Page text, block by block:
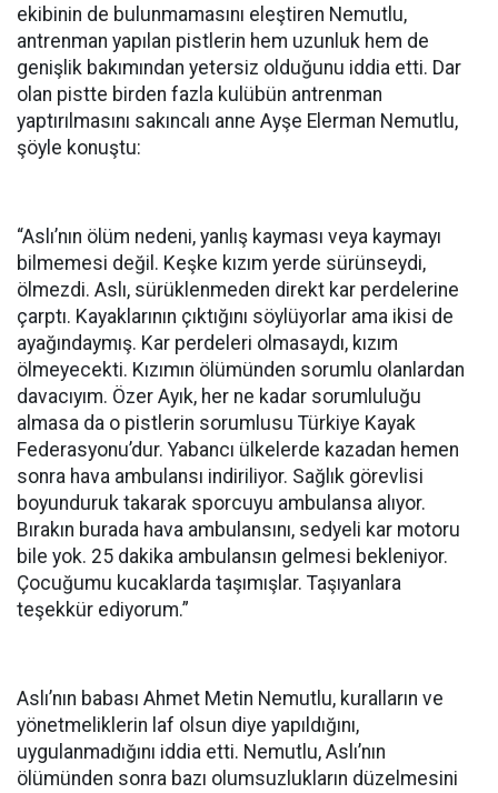
ekibinin de bulunmamasını eleştiren Nemutlu,
antrenman yapılan pistlerin hem uzunluk hem de
genişlik bakımından yetersiz olduğunu iddia etti. Dar
olan pistte birden fazla kulübün antrenman
yaptırılmasını sakıncalı anne Ayşe Elerman Nemutlu,
şöyle konuştu:
“Aslı’nın ölüm nedeni, yanlış kayması veya kaymayı
bilmemesi değil. Keşke kızım yerde sürünseydi,
ölmezdi. Aslı, sürüklenmeden direkt kar perdelerine
çarptı. Kayaklarının çıktığını söylüyorlar ama ikisi de
ayağındaymış. Kar perdeleri olmasaydı, kızım
ölmeyecekti. Kızımın ölümünden sorumlu olanlardan
davacıyım. Özer Ayık, her ne kadar sorumluluğu
almasa da o pistlerin sorumlusu Türkiye Kayak
Federasyonu’dur. Yabancı ülkelerde kazadan hemen
sonra hava ambulansı indiriliyor. Sağlık görevlisi
boyunduruk takarak sporcuyu ambulansa alıyor.
Bırakın burada hava ambulansını, sedyeli kar motoru
bile yok. 25 dakika ambulansın gelmesi bekleniyor.
Çocuğumu kucaklarda taşımışlar. Taşıyanlara
teşekkür ediyorum.”
Aslı’nın babası Ahmet Metin Nemutlu, kuralların ve
yönetmeliklerin laf olsun diye yapıldığını,
uygulanmadığını iddia etti. Nemutlu, Aslı’nın
ölümünden sonra bazı olumsuzlukların düzelmesini